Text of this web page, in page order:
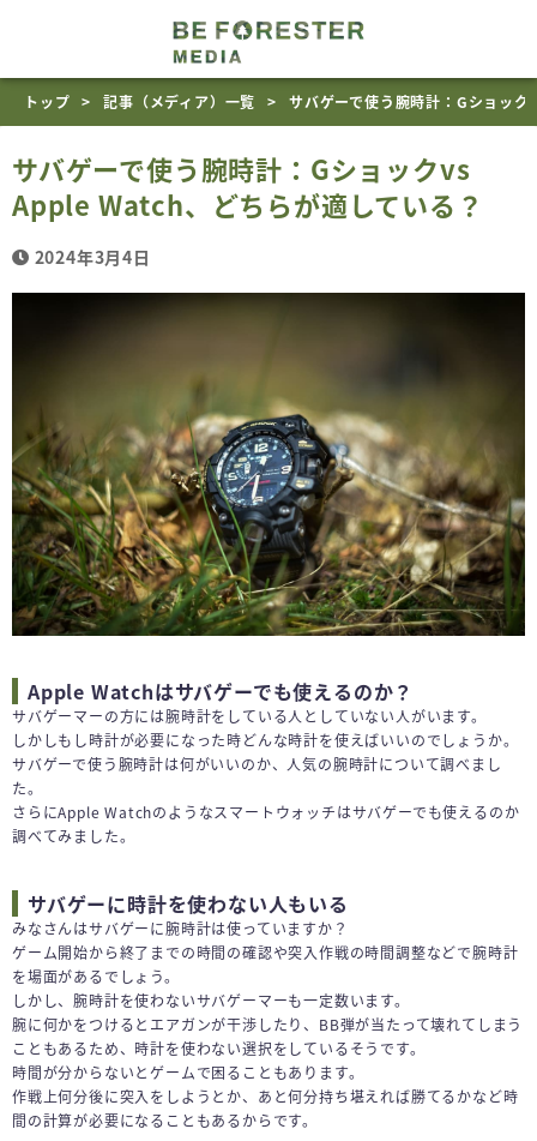
トップ 記事（メディア）一覧 サバゲーで使う腕時計：Gショッ
サバゲーで使う腕時計：Gショックvs
Apple Watch、どちらが適している？
2024年3月4日
Apple Watchはサバゲーでも使えるのか？
サバゲーマーの方には腕時計をしている人としていない人がいます。
しかしもし時計が必要になった時どんな時計を使えばいいのでしょうか。
サバゲーで使う腕時計は何がいいのか、人気の腕時計について調べまし
た。
さらにApple Watchのようなスマートウォッチはサバゲーでも使えるのか
調べてみました。
サバゲーに時計を使わない人もいる
みなさんはサバゲーに腕時計は使っていますか？
ゲーム開始から終了までの時間の確認や突入作戦の時間調整などで腕時計
を場面があるでしょう。
しかし、腕時計を使わないサバゲーマーも一定数います。
腕に何かをつけるとエアガンが干渉したり、BB弾が当たって壊れてしまう
こともあるため、時計を使わない選択をしているそうです。
時間が分からないとゲームで困ることもあります。
作戦上何分後に突入をしようとか、あと何分持ち堪えれば勝てるかなど時
間の計算が必要になることもあるからです。